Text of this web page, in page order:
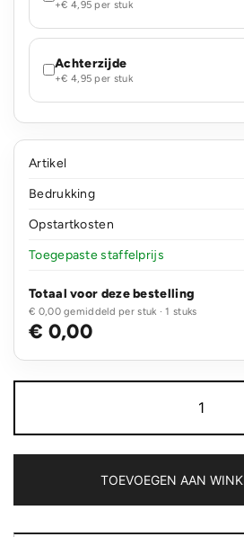
+€ 4,95 per stuk
Achterzijde
+€ 4,95 per stuk
Artikel
Bedrukking
Opstartkosten
Toegepaste staffelprijs
Totaal voor deze bestelling
€ 0,00 gemiddeld per stuk · 1 stuks
€ 0,00
PET
en
reistas
x
TOEVOEGEN AAN